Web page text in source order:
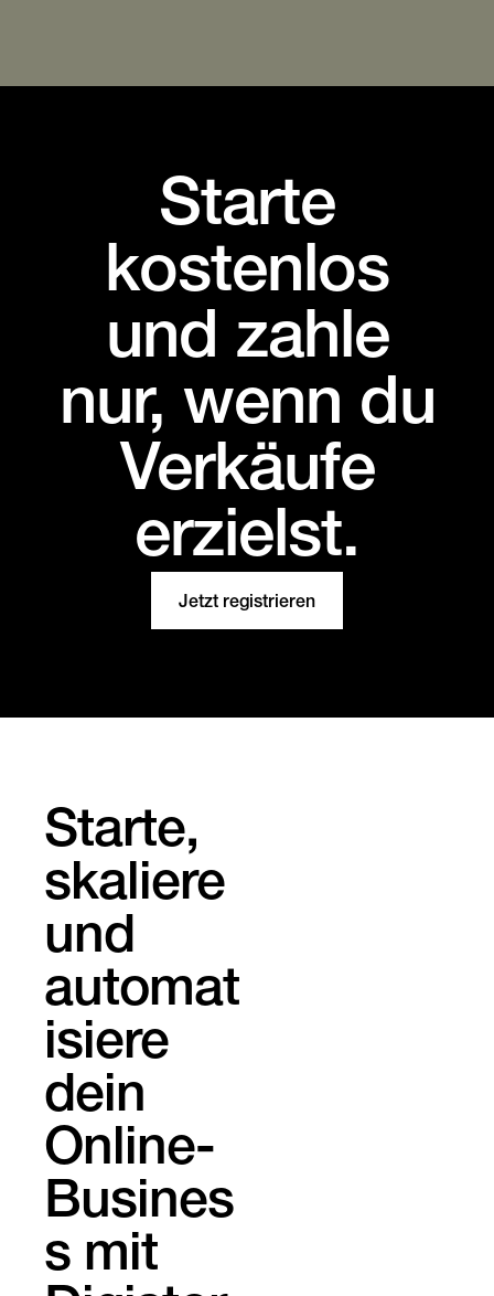
Starte
kostenlos
und zahle
nur, wenn du
Verkäufe
erzielst.
Jetzt registrieren
Starte,
skaliere
und
automat
isiere
dein
Online-
Busines
s mit